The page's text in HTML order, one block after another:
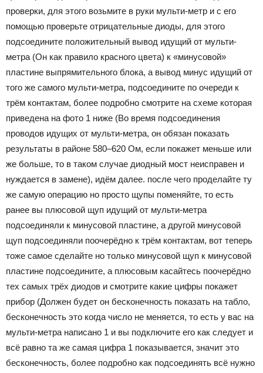
проверки, для этого возьмите в руки мульти-метр и с его
помощью проверьте отрицательные диоды, для этого
подсоедините положительный вывод идущий от мульти-
метра (Он как правило красного цвета) к «минусовой»
пластине выпрямительного блока, а вывод минус идущий от
того же самого мульти-метра, подсоедините по очереди к
трём контактам, более подробно смотрите на схеме которая
приведена на фото 1 ниже (Во время подсоединения
проводов идущих от мульти-метра, он обязан показать
результаты в районе 580–620 Ом, если покажет меньше или
же больше, то в таком случае диодный мост неисправен и
нуждается в замене), идём далее. после чего проделайте ту
же самую операцию но просто щупы поменяйте, то есть
ранее вы плюсовой щуп идущий от мульти-метра
подсоединяли к минусовой пластине, а другой минусовой
щуп подсоединяли поочерёдно к трём контактам, вот теперь
тоже самое сделайте но только минусовой щуп к минусовой
пластине подсоедините, а плюсовым касайтесь поочерёдно
тех самых трёх диодов и смотрите какие цифры покажет
прибор (Должен будет он бесконечность показать на табло,
бесконечность это когда число не меняется, то есть у вас на
мульти-метра написано 1 и вы подключите его как следует и
всё равно та же самая цифра 1 показывается, значит это
бесконечность, более подробно как подсоединять всё нужно